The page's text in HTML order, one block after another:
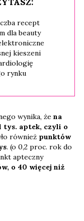
recept
dla beauty
kieszeni
rynku
wynika, że na
tys. aptek, czyli o
również punktów
. (o 0,2 proc. rok do
apteczny
o 40 więcej niż